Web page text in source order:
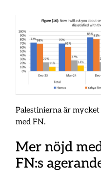
Palestinierna är
med FN.
Mer nöjd
FN:s